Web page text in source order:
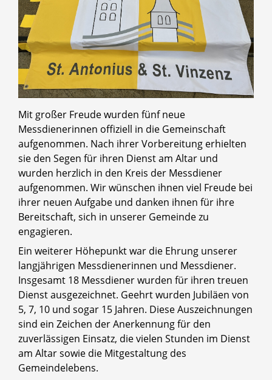
Mit großer Freude wurden fünf neue
Messdienerinnen offiziell in die Gemeinschaft
aufgenommen. Nach ihrer Vorbereitung erhielten
sie den Segen für ihren Dienst am Altar und
wurden herzlich in den Kreis der Messdiener
aufgenommen. Wir wünschen ihnen viel Freude bei
ihrer neuen Aufgabe und danken ihnen für ihre
Bereitschaft, sich in unserer Gemeinde zu
engagieren.
Ein weiterer Höhepunkt war die Ehrung unserer
langjährigen Messdienerinnen und Messdiener.
Insgesamt 18 Messdiener wurden für ihren treuen
Dienst ausgezeichnet. Geehrt wurden Jubiläen von
5, 7, 10 und sogar 15 Jahren. Diese Auszeichnungen
sind ein Zeichen der Anerkennung für den
zuverlässigen Einsatz, die vielen Stunden im Dienst
am Altar sowie die Mitgestaltung des
Gemeindelebens.